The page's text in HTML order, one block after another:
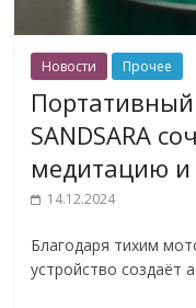
Новости Прочее
SANDSARA
медитацию и
14.12.2024
Благодаря тихим
устройство создаёт